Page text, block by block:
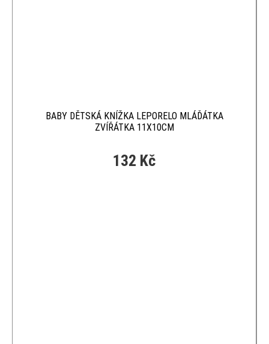
BABY DĚTSKÁ KNÍŽKA LEPORELO MLÁĎÁTKA
ZVÍŘÁTKA 11X10CM
132 Kč